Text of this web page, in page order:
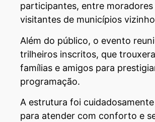
participantes, entre moradores
visitantes de municípios
Além do público, o evento
trilheiros inscritos, que
famílias e amigos para
programação.
A estrutura foi
para atender com conforto e